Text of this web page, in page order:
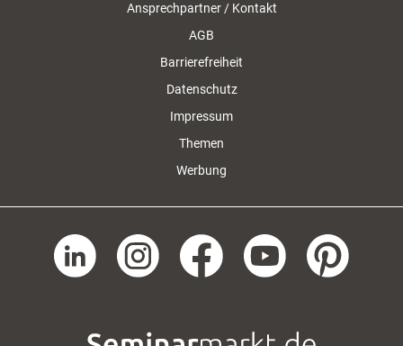
Ansprechpartner / Kontakt
AGB
Barrierefreiheit
Datenschutz
Impressum
Themen
Werbung